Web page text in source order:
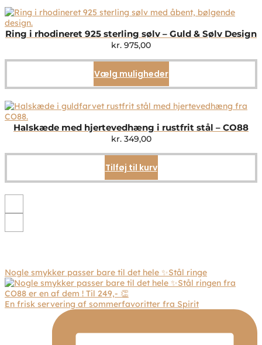
Ring i rhodineret 925 sterling sølv – Guld & Sølv Design
kr. 975,00
Vælg mulighederDette
vare
flere
Mulighederne
på
Halskæde med hjertevedhæng i rustfrit stål – CO88
kr.349,00
Tilføj til kurv
Nogle smykker passer bare til det hele ✨Stål ringe
En frisk servering af sommerfavoritter fra Spirit